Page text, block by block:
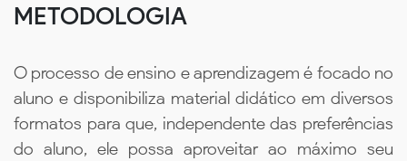
METODOLOGIA
O processo de ensino e aprendizagem é focado no
aluno e disponibiliza material didático em diversos
formatos para que, independente das preferências
do aluno, ele possa aproveitar ao máximo seu